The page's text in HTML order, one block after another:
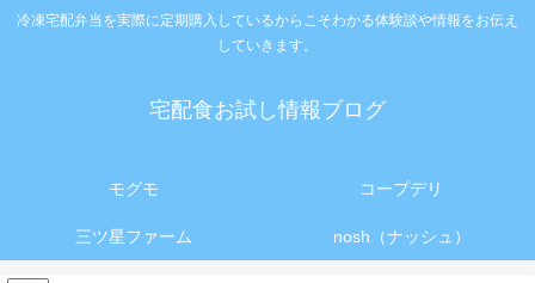
冷凍宅配弁当を実際に定期購入しているからこそわかる体験談や情報をお伝え
していきます。
宅配食お試し情報ブログ
モグモ コープデリ
三ツ星ファーム nosh（ナッシュ）